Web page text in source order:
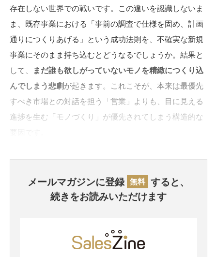
存在しない世界での戦いです。この違いを認識しないま
ま、既存事業における「事前の調査で仕様を固め、計画
通りにつくりあげる」という成功法則を、不確実な新規
事業にそのまま持ち込むとどうなるでしょうか。結果と
して、
まだ誰も欲しがっていないモノを精緻につくり込
んでしまう悲劇が起きます。これこそが、本来は最優先
すべき市場との対話を担う「営業」よりも、目に見える
進捗を生む「モノづくり」が優先されてしまう構造的な
メールマガジンに登録 無料 すると、
続きをお読みいただけます